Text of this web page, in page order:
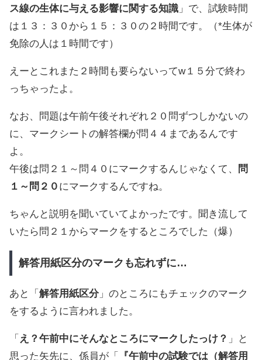
ス線の生体に与える影響に関する知識 」で、試験時間
は１３：３０から１５：３０の２時間です。（*生体が
免除の人は１時間です）
えーとこれまた２時間も要らないってw１５分で終わ
っちゃったよ。
なお、問題は午前午後それぞれ２０問ずつしかないの
に、マークシートの解答欄が問４４まであるんです
よ。
午後は問２１～問４０にマークするんじゃなくて、
問
１～問２０ にマークするんですね。
ちゃんと説明を聞いていてよかったです。聞き流して
いたら問２１からマークをするところでした（爆）
解答用紙区分のマークも忘れずに…
あと「 解答用紙区分 」のところにもチェックのマーク
をするように言われました。
「 え？午前中にそんなところにマークしたっけ？ 」と
思った矢先に、係員が「
『午前中の試験では（解答用